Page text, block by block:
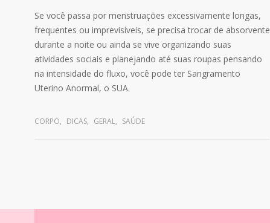
Se você passa por menstruações excessivamente longas,
frequentes ou imprevisíveis, se precisa trocar de absorvente
durante a noite ou ainda se vive organizando suas
atividades sociais e planejando até suas roupas pensando
na intensidade do fluxo, você pode ter Sangramento
Uterino Anormal, o SUA.
CORPO, DICAS, GERAL, SAÚDE